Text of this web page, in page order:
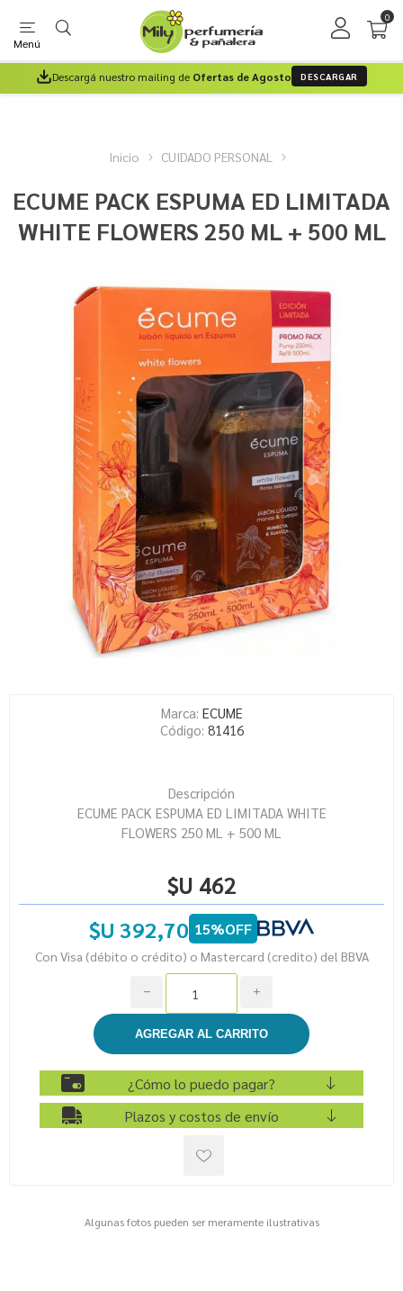
Menú
0
Descargá nuestro mailing de Ofertas de Agosto DESCARGAR
Inicio CUIDADO PERSONAL
ECUME PACK ESPUMA ED LIMITADA
WHITE FLOWERS 250 ML + 500 ML
Marca: ECUME
Código: 81416
Descripción
ECUME PACK ESPUMA ED LIMITADA WHITE
FLOWERS 250 ML + 500 ML
$U 462
$U 392,70 15%OFF
Con Visa (débito o crédito) o Mastercard (credito) del BBVA
i
h
¿Cómo lo puedo pagar?
Plazos y costos de envío
Algunas fotos pueden ser meramente ilustrativas